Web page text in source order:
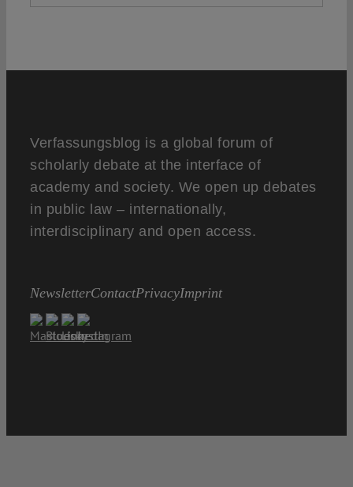
Verfassungsblog is a global forum of
scholarly debate at the interface of
academy and society. We open up debates
in public law – internationally,
interdisciplinary and open access.
NewsletterContactPrivacyImprint